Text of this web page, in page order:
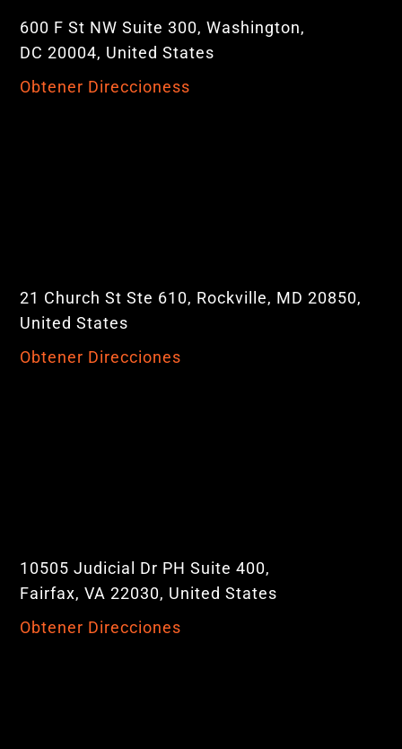
600 F St NW Suite 300, Washington,
DC 20004, United States
Obtener Direccioness
21 Church St Ste 610, Rockville, MD 20850,
United States
Obtener Direcciones
10505 Judicial Dr PH Suite 400,
Fairfax, VA 22030, United States
Obtener Direcciones